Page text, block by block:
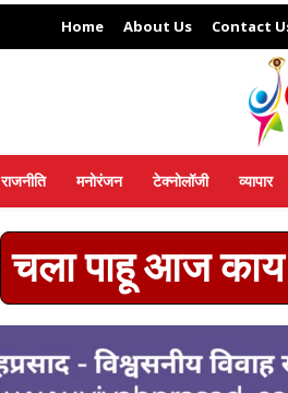
Home About Us Contact
राजनीति मनोरंजन टेक्नोलॉजी व्यापार
चला पाहू आज काय